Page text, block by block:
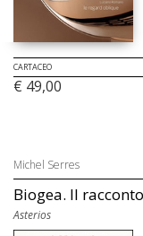
CARTACEO
€ 49,00
Michel Serres
Biogea. Il
Asterios